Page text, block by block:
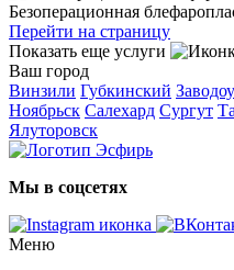
Безоперационная
Перейти на страницу
Показать еще услуги
Ваш город
Винзили Губкинский
Ноябрьск Салехард Сургут
Ялуторовск
Мы в соцсетях
Меню